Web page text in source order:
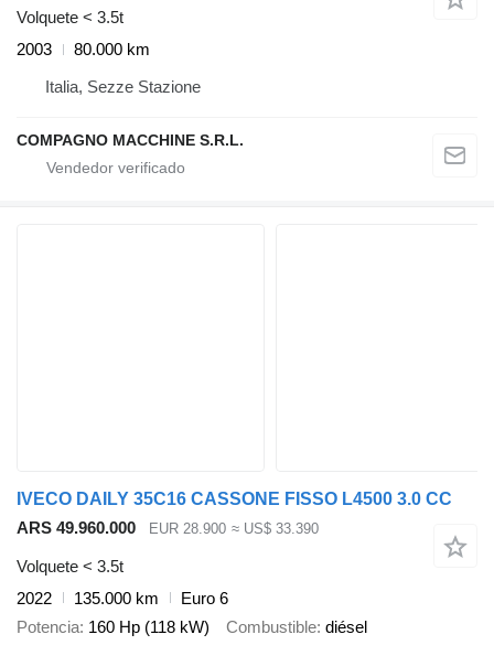
Volquete < 3.5t
2003
80.000 km
Italia, Sezze Stazione
COMPAGNO MACCHINE S.R.L.
IVECO DAILY 35C16 CASSONE FISSO L4500 3.0 CC
ARS 49.960.000
EUR 28.900 ≈ US$ 33.390
Volquete < 3.5t
2022
135.000 km
Euro 6
Potencia 160 Hp (118 kW) Combustible diésel